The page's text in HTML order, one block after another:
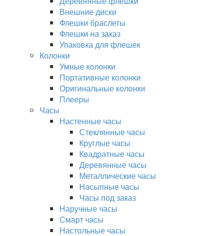
Внешние диски
Флешки браслеты
Флешки на заказ
Упаковка для флешек
Колонки
Умные колонки
Портативные колонки
Оригинальные колонки
Плееры
Часы
Настенные часы
Стеклянные часы
Круглые часы
Квадратные часы
Деревянные часы
Металлические часы
Насыпные часы
Часы под заказ
Наручные часы
Смарт часы
Настольные часы